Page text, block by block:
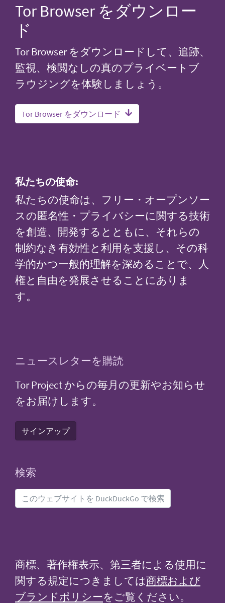
Tor Browser をダウンロー
ド
Tor Browser をダウンロードして、追跡、
監視、検閲なしの真のプライベートブ
ラウジングを体験しましょう。
Tor Browser をダウンロード
私たちの使命:
私たちの使命は、フリー・オープンソー
スの匿名性・プライバシーに関する技術
を創造、開発するとともに、それらの
制約なき有効性と利用を支援し、その科
学的かつ一般的理解を深めることで、人
権と自由を発展させることにありま
す。
ニュースレターを購読
Tor Project からの毎月の更新やお知らせ
をお届けします。
サインアップ
検索
商標、著作権表示、第三者による使用に
関する規定につきましては商標および
ブランドポリシーをご覧ください。